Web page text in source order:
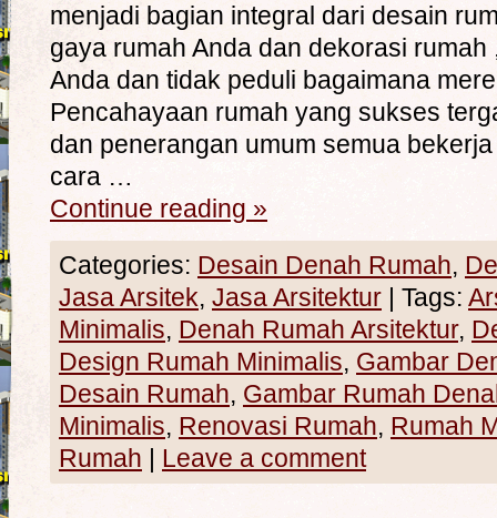
menjadi bagian integral dari desain
gaya rumah Anda dan dekorasi
Anda dan tidak peduli bagaimana
Pencahayaan rumah yang sukses
dan penerangan umum semua
cara …
Continue reading »
Categories: Desain Denah Rumah,
Jasa Arsitek, Jasa Arsitektur | Tags:
Minimalis, Denah Rumah Arsitektur,
Design Rumah Minimalis, Gambar
Desain Rumah, Gambar Rumah
Minimalis, Renovasi Rumah, Rumah
Rumah | Leave a comment